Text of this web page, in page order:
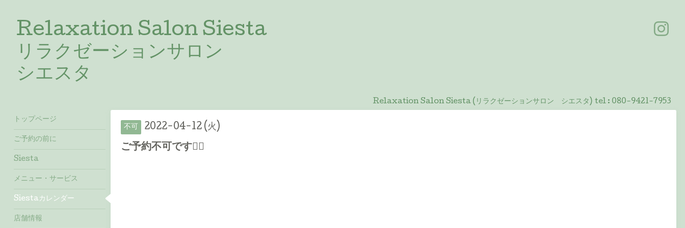
Relaxation Salon Siesta
リラクゼーションサロン
シエスタ
Relaxation Salon Siesta (リラクゼーションサロン シエスタ) tel : 080-9421-7953
不可 2022-04-12 (火)
ご予約不可です🙇‍♀️
トップページ
ご予約の前に
Siesta
メニュー・サービス
Siestaカレンダー
店舗情報